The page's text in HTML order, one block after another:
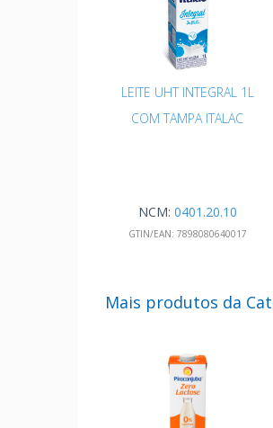
LEITE UHT INTEGRAL 1L
COM TAMPA ITALAC
NCM: 0401.20.10
GTIN/EAN: 7898080640017
Mais produtos da